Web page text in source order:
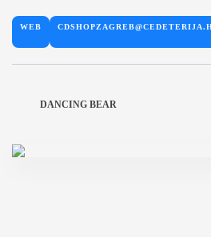
WEB
DANCING BEAR